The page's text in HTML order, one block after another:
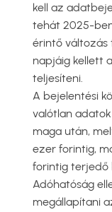
kell az
tehát 2025-
érintő változás
napjáig kellett
teljesíteni.
A bejelentési
valótlan
maga után,
ezer forintig,
forintig terjedő
Adóhatóság
megállapítani